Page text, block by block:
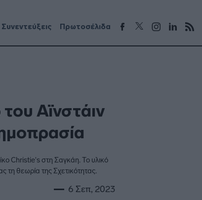
Συνεντεύξεις Πρωτοσέλιδα
Αϊνστάιν
Christie's στη Σαγκάη. Το υλικό
τη θεωρία της Σχετικότητας.
6 Σεπ, 2023